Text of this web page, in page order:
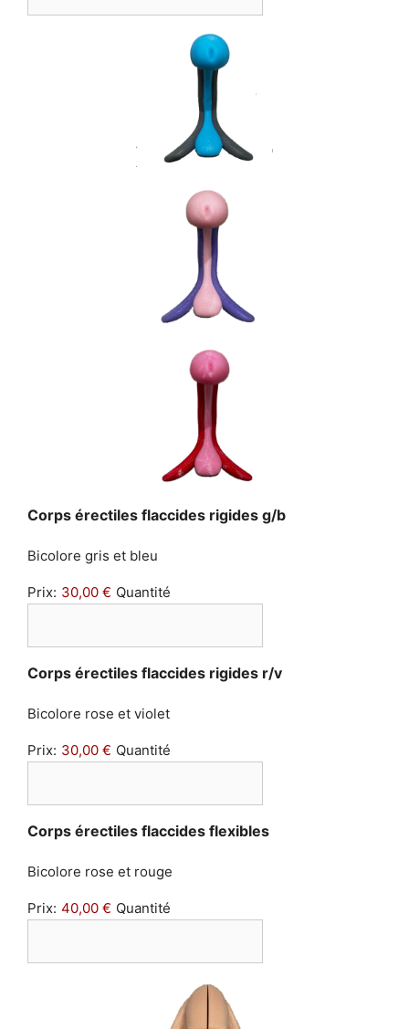
Corps érectiles flaccides rigides g/bQuantité
Bicolore gris et bleu
Prix: 30,00 € Quantité
Corps érectiles flaccides rigides r/vQuantité
Bicolore rose et violet
Prix: 30,00 € Quantité
Corps érectiles flaccides flexiblesQuantité
Bicolore rose et rouge
Prix: 40,00 € Quantité